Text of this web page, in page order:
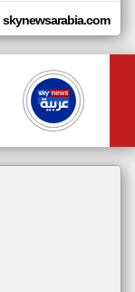
skynewsarabia.com